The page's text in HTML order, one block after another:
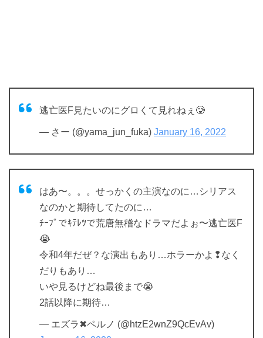
逃亡医F見たいのにグロくて見れねぇ🥲
— さー (@yama_jun_fuka) January 16, 2022
はあ〜。。。せっかくの主演なのに…シリアス
なのかと期待してたのに…
ﾁｰﾌﾟでｷﾃﾚﾂで荒唐無稽なドラマだよぉ〜逃亡医F
😭
令和4年だぜ？な演出もあり…ホラーかよ❢なく
だりもあり…
いや見るけどね最後まで😭
2話以降に期待…
— エズラ✖ペルノ (@htzE2wnZ9QcEvAv)